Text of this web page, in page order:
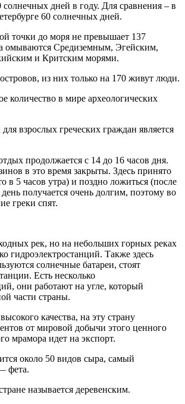
солнечных дней в году. Для сравнения – в
60 солнечных дней.
точки до моря не превышает 137
омываются Средиземным, Эгейским,
и Критским морями.
из них только на 170 живут люди.
количество в мире археологических
взрослых греческих граждан является
продолжается с 14 до 16 часов дня.
в это время закрыты. Здесь принято
в 5 часов утра) и поздно ложиться (после
получается очень долгим, поэтому во
греки спят.
рек, но на небольших горных реках
гидроэлектростанций. Также здесь
солнечные батареи, стоят
Есть несколько
они работают на угле, который
части страны.
качества, на эту страну
от мировой добычи этого ценного
мрамора идет на экспорт.
около 50 видов сыра, самый
фета.
называется деревенским.